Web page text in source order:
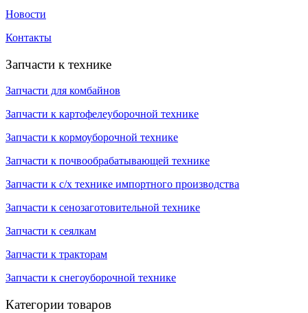
Новости
Контакты
Запчасти к технике
Запчасти для комбайнов
Запчасти к картофелеуборочной технике
Запчасти к кормоуборочной технике
Запчасти к почвообрабатывающей технике
Запчасти к с/х технике импортного производства
Запчасти к сенозаготовительной технике
Запчасти к сеялкам
Запчасти к тракторам
Запчасти к снегоуборочной технике
Категории товаров